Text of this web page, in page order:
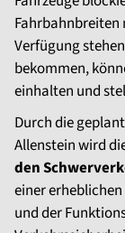
Fahrbahnbreiten
Verfügung
bekommen,
einhalten und
Durch die
Allenstein wird
den
einer
und der